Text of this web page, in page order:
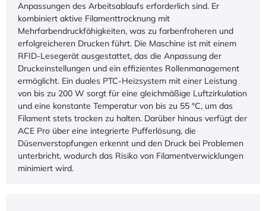
Anpassungen des Arbeitsablaufs erforderlich sind. Er
kombiniert aktive Filamenttrocknung mit
Mehrfarbendruckfähigkeiten, was zu farbenfroheren und
erfolgreicheren Drucken führt. Die Maschine ist mit einem
RFID-Lesegerät ausgestattet, das die Anpassung der
Druckeinstellungen und ein effizientes Rollenmanagement
ermöglicht. Ein duales PTC-Heizsystem mit einer Leistung
von bis zu 200 W sorgt für eine gleichmäßige Luftzirkulation
und eine konstante Temperatur von bis zu 55 °C, um das
Filament stets trocken zu halten. Darüber hinaus verfügt der
ACE Pro über eine integrierte Pufferlösung, die
Düsenverstopfungen erkennt und den Druck bei Problemen
unterbricht, wodurch das Risiko von Filamentverwicklungen
minimiert wird.